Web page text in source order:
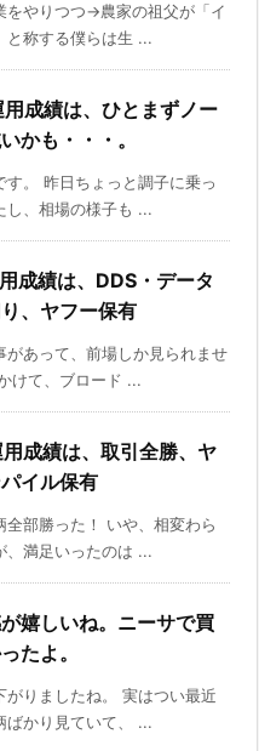
をやりつつ→農家の祖父が「イ
と称する僕らは生 ...
成績は、ひとまずノー
かも・・・。
す。 昨日ちょっと調子に乗っ
し、相場の様子も ...
成績は、DDS・データ
、ヤフー保有
があって、前場しか見られませ
けて、ブロード ...
成績は、取引全勝、ヤ
イル保有
全部勝った！ いや、相変わら
、満足いったのは ...
嬉しいね。ニーサで買
たよ。
がりましたね。 実はつい最近
ばかり見ていて、 ...